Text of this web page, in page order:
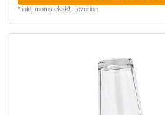
* inkl. moms ekskl. Levering